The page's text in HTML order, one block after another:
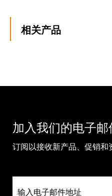
相关产品
加入我们的电子
订阅以接收新产品、促销和